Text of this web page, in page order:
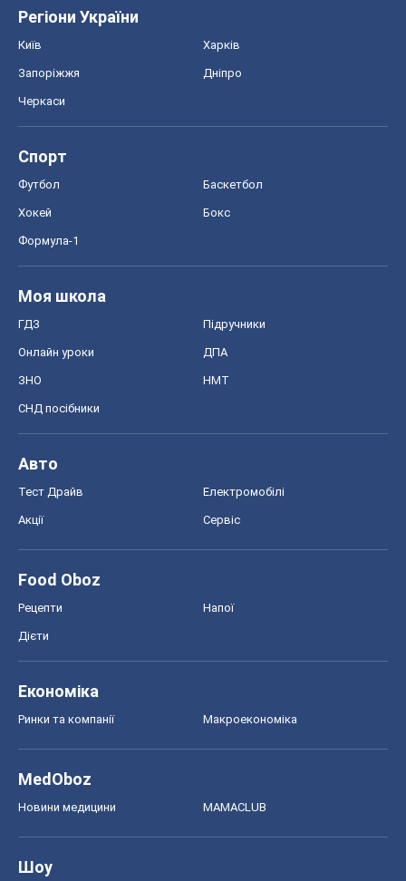
Регіони України
Київ Харків
Запоріжжя Дніпро
Черкаси
Спорт
Футбол Баскетбол
Хокей Бокс
Формула-1
Моя школа
ГДЗ Підручники
Онлайн уроки ДПА
ЗНО НМТ
СНД посібники
Авто
Тест Драйв Електромобілі
Акції Сервіс
Food Oboz
Рецепти Напої
Дієти
Економіка
Ринки та компанії Макроекономіка
MedOboz
Новини медицини MAMACLUB
Шоу